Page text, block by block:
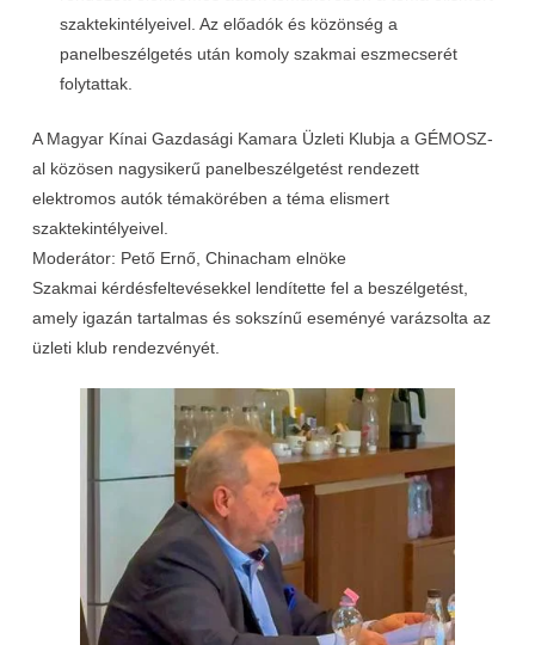
szaktekintélyeivel. Az előadók és közönség a
panelbeszélgetés után komoly szakmai eszmecserét
folytattak.
A Magyar Kínai Gazdasági Kamara Üzleti Klubja a GÉMOSZ-
al közösen nagysikerű panelbeszélgetést rendezett
elektromos autók témakörében a téma elismert
szaktekintélyeivel.
Moderátor: Pető Ernő, Chinacham elnöke
Szakmai kérdésfeltevésekkel lendítette fel a beszélgetést,
amely igazán tartalmas és sokszínű eseményé varázsolta az
üzleti klub rendezvényét.